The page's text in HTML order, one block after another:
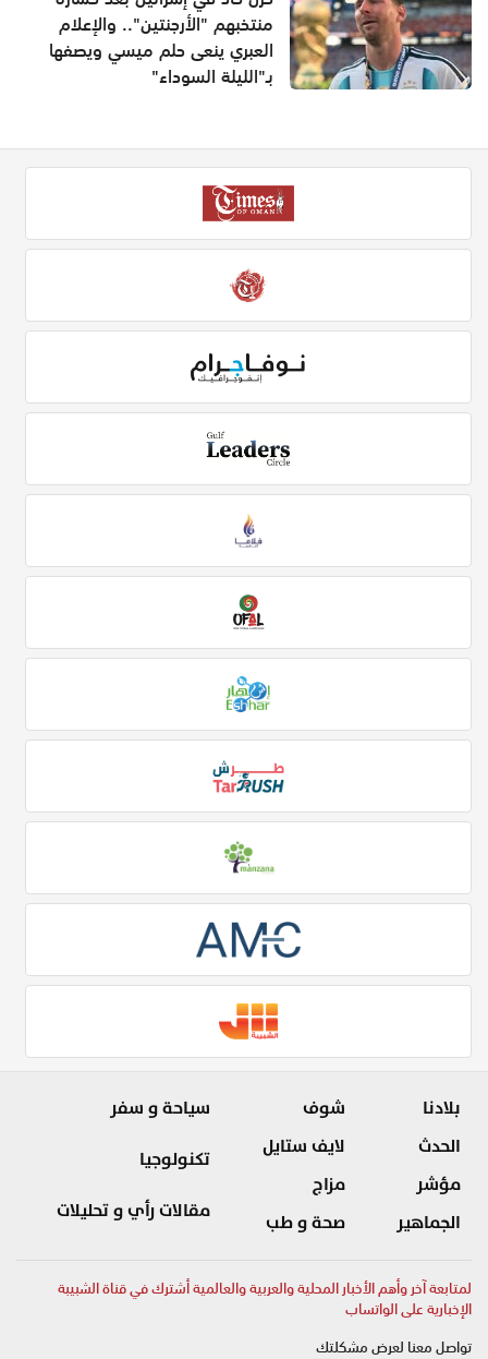
منتخبهم "الأرجنتين".. والإعلام
العبري ينعى حلم ميسي ويصفها
بـ"الليلة السوداء"
بلادنا
الحدث
مؤشر
الجماهير
شوف
لايف ستايل
مزاج
صحة و طب
سياحة و سفر
تكنولوجيا
مقالات رأي و تحليلات
لمتابعة آخر وأهم الأخبار المحلية والعربية والعالمية أشترك في قناة الشبيبة
الإخبارية على الواتساب
تواصل معنا لعرض مشكلتك